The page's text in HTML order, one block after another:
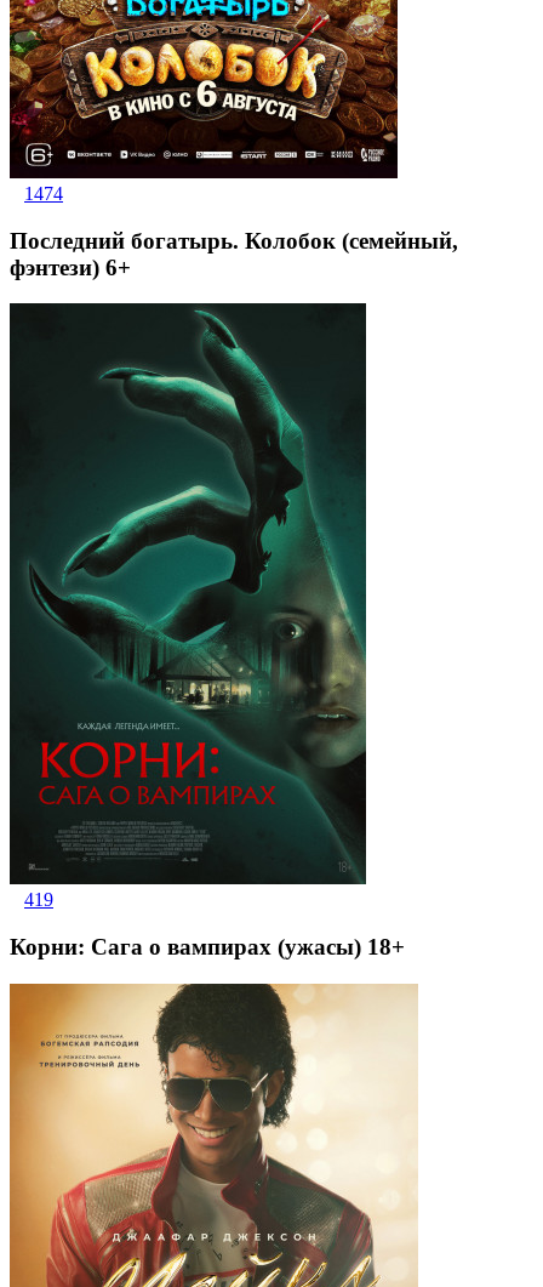
1474
Последний богатырь. Колобок (семейный,
фэнтези) 6+
419
Корни: Сага о вампирах (ужасы) 18+